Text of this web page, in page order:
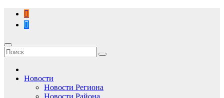
Перейти
содержимому
Новости
Новости Региона
Новости Района